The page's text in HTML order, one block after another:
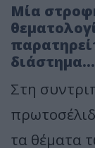
Μία
διάστημα...
Στη
τα θέματα